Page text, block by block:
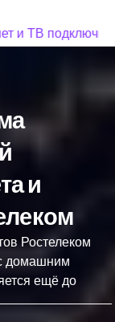
и ТВ подключили
и
Ростелеком
домашним
ещё до